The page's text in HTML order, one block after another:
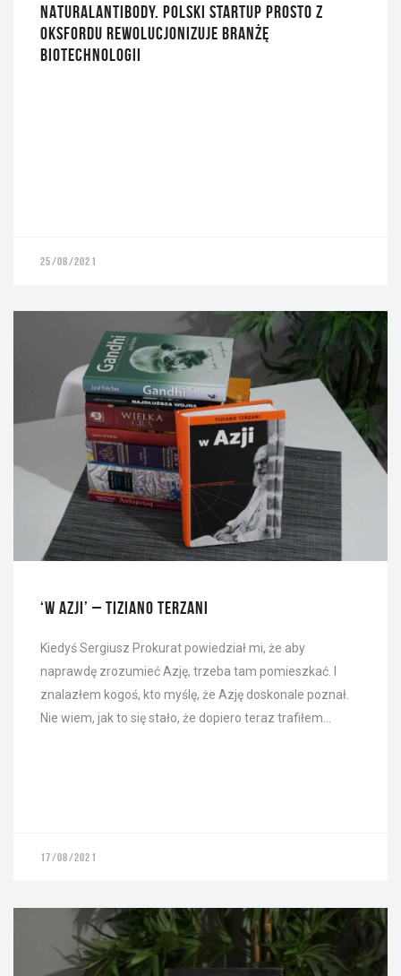
NATURALANTIBODY. POLSKI STARTUP PROSTO Z
OKSFORDU REWOLUCJONIZUJE BRANŻĘ
BIOTECHNOLOGII
25/08/2021
‘W AZJI’ – TIZIANO TERZANI
Kiedyś Sergiusz Prokurat powiedział mi, że aby
naprawdę zrozumieć Azję, trzeba tam pomieszkać. I
znalazłem kogoś, kto myślę, że Azję doskonale poznał.
Nie wiem, jak to się stało, że dopiero teraz trafiłem…
17/08/2021